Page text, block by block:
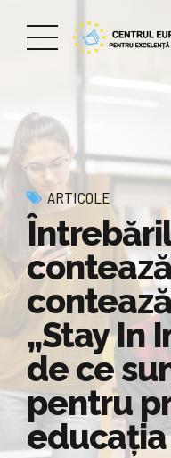
ARTICOLE
„Stay In
de ce
pentru
educația